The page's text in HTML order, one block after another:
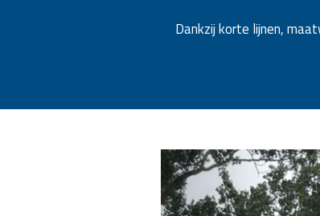
Dankzij korte lijnen,
Previous